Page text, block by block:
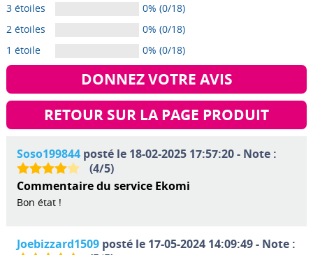
3 étoiles
0% (0/18)
2 étoiles
0% (0/18)
1 étoile
0% (0/18)
DONNEZ VOTRE AVIS
RETOUR SUR LA PAGE PRODUIT
Soso199844posté le 18-02-2025 17:57:20 - Note :
(4/5)
Commentaire du service Ekomi
Bon état !
Joebizzard1509posté le 17-05-2024 14:09:49 - Note :